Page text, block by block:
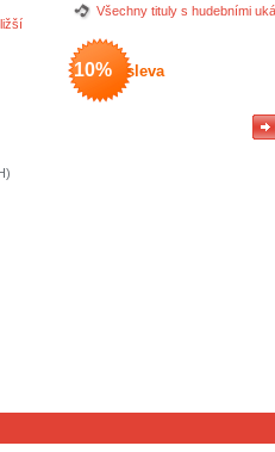
Všechny tituly s hudebními
10% sleva